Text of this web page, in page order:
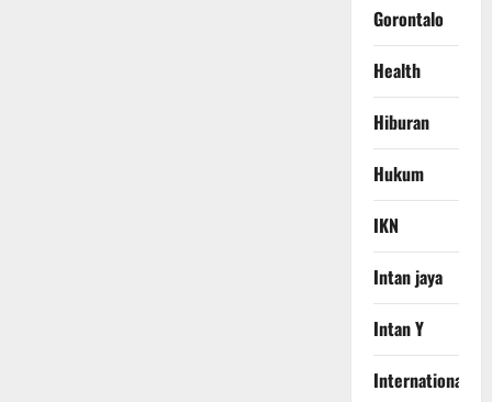
Gorontalo
Health
Hiburan
Hukum
IKN
Intan jaya
Intan Y
International